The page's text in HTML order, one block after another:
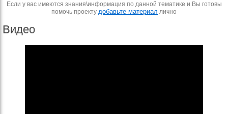
Если у вас имеются знания\информация по данной тематике и Вы готовы
помочь проекту добавьте материал лично
Видео